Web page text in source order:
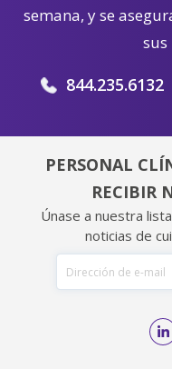
semana, y se
sus
844.235.6132
PERSONAL
RECIBIR
Únase a nuestra
noticias de